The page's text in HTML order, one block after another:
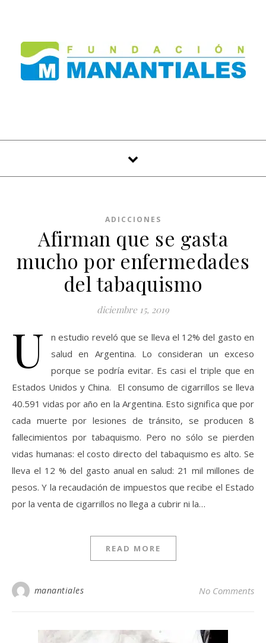
ADICCIONES
Afirman que se gasta
mucho por enfermedades
del tabaquismo
diciembre 15, 2019
U
n estudio reveló que se lleva el 12% del gasto en
salud en Argentina. Lo consideran un exceso
porque se podría evitar. Es casi el triple que en
Estados Unidos y China. El consumo de cigarrillos se lleva
40.591 vidas por año en la Argentina. Esto significa que por
cada muerte por lesiones de tránsito, se producen 8
fallecimientos por tabaquismo. Pero no sólo se pierden
vidas humanas: el costo directo del tabaquismo es alto. Se
lleva el 12 % del gasto anual en salud: 21 mil millones de
pesos. Y la recaudación de impuestos que recibe el Estado
por la venta de cigarrillos no llega a cubrir ni la…
READ MORE
manantiales No Comments